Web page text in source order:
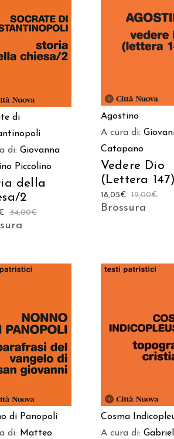
AGGIUNGI AL
CARRELLO
di
di: Giovanna
Piccolino
della
2
34,00€
CARRELLO
Agostino
A cura di:
Catapano
Vedere Dio
(Lettera
19,00€
18,05€
Brossura
AGGIUNGI AL
CARRELLO
di Panopoli
di: Matteo
AGGIUNGI AL
CARRELLO
Cosma
A cura di: